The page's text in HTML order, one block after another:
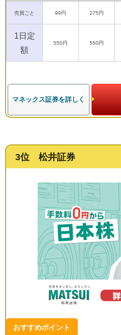
売買ごと 99円 275円
1日定
額
550円 550円
マネックス証券を詳しく
3位 松井証券
おすすめポイント